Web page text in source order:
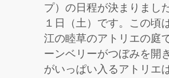
プ）の日程が決まりまし
１日（土）です。この頃
江の睦草のアトリエの庭
ーンベリーがつぼみを開
がいっぱい入るアトリエ